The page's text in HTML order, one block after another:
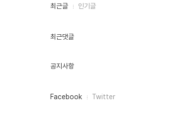
최
인
최근글 인기글
최근댓글
공지사항
페
Facebook Twitter